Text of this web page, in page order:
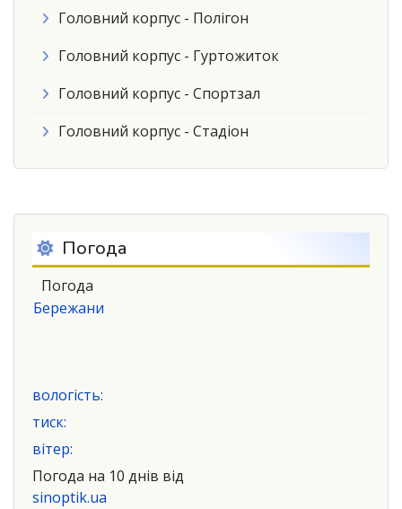
Головний корпус - Полігон
Головний корпус - Гуртожиток
Головний корпус - Спортзал
Головний корпус - Стадіон
Погода
Погода
Бережани
вологість:
тиск:
вітер:
Погода на 10 днів від
sinoptik.ua